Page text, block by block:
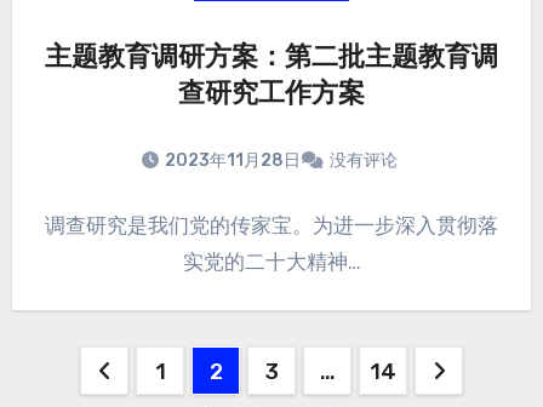
主题教育调研方案：第二批主题教育调
查研究工作方案
2023年11月28日 没有评论
调查研究是我们党的传家宝。为进一步深入贯彻落
实党的二十大精神…
1 2 3 … 14